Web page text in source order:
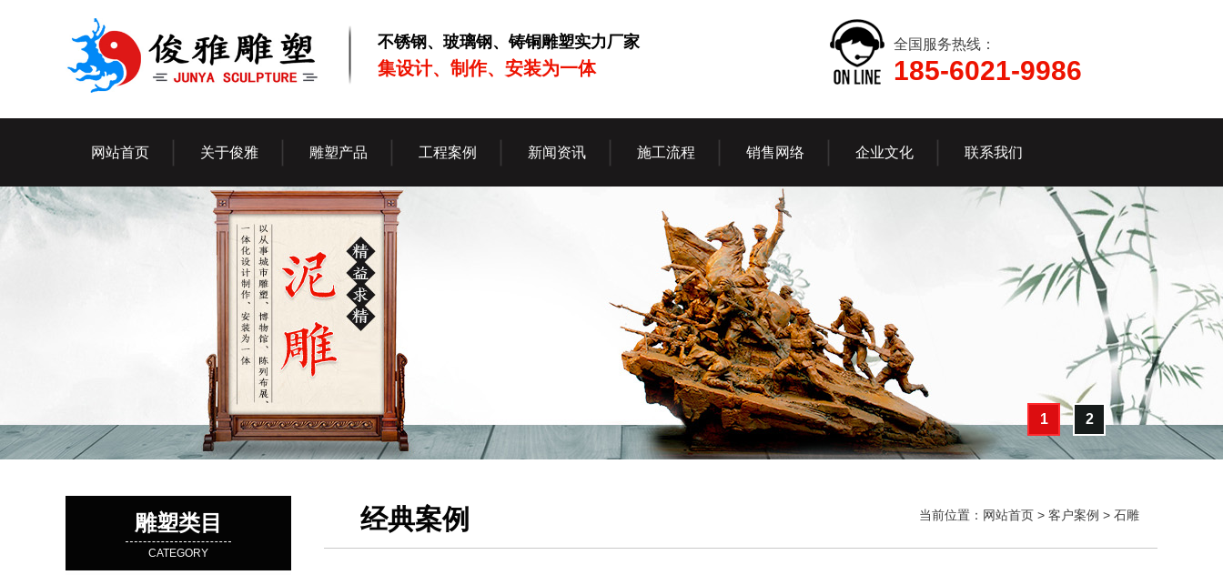
不锈钢、玻璃钢、铸铜雕塑实力厂家
集设计、制作、安装为一体
全国服务热线：
185-6021-9986
网站首页 关于俊雅 雕塑产品 工程案例 新闻资讯 施工流程 销售网络 企业文化 联系我们
1 2
雕塑类目
CATEGORY
经典案例 当前位置： 网站首页 > 客户案例 > 石雕